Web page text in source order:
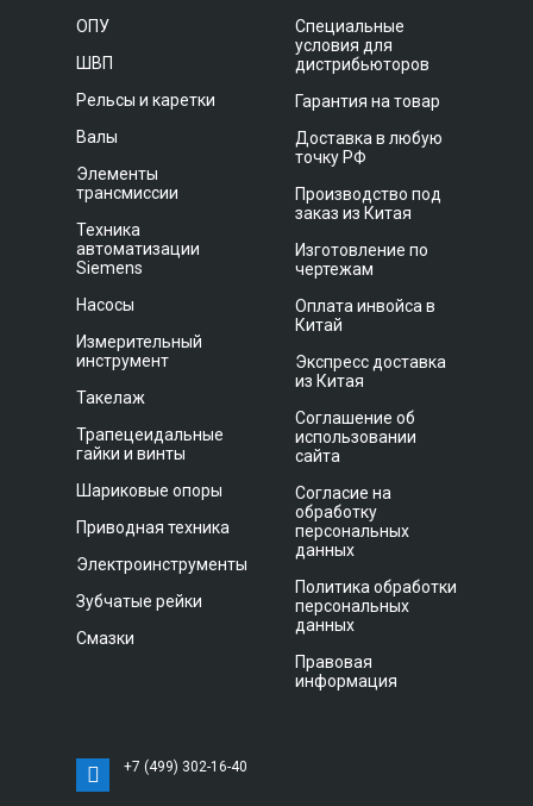
ОПУ
ШВП
Рельсы и каретки
Валы
Элементы
трансмиссии
Техника
автоматизации
Siemens
Насосы
Измерительный
инструмент
Такелаж
Трапецеидальные
гайки и винты
Шариковые опоры
Приводная техника
Электроинструменты
Зубчатые рейки
Смазки
Специальные
условия для
дистрибьюторов
Гарантия на товар
Доставка в любую
точку РФ
Производство под
заказ из Китая
Изготовление по
чертежам
Оплата инвойса в
Китай
Экспресс доставка
из Китая
Соглашение об
использовании
сайта
Согласие на
обработку
персональных
данных
Политика обработки
персональных
данных
Правовая
информация
+7 (499) 302-16-40